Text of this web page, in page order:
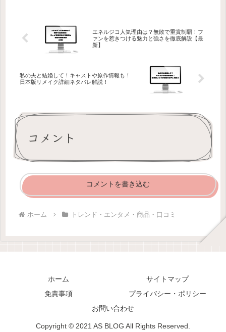
エネルジコ人気理由は？無敗で重賞制覇！フ
ァンを惹きつける魅力と強さを徹底解説【最
新】
私の夫と結婚して！キャストや原作情報も！
日本版リメイク詳細ネタバレ解説！
コメント
コメントを書き込む
ホーム トレンド・エンタメ・商品・口コミ
ホーム
サイトマップ
免責事項
プライバシー・ポリシー
お問い合わせ
Copyright © 2021 AS BLOG All Rights Reserved.